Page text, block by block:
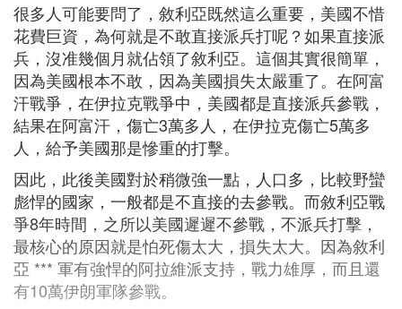
很多人可能要問了，敘利亞既然這么重要，美國不惜
花費巨資，為何就是不敢直接派兵打呢？如果直接派
兵，沒准幾個月就佔領了敘利亞。這個其實很簡單，
因為美國根本不敢，因為美國損失太嚴重了。在阿富
汗戰爭，在伊拉克戰爭中，美國都是直接派兵參戰，
結果在阿富汗，傷亡3萬多人，在伊拉克傷亡5萬多
人，給予美國那是慘重的打擊。
因此，此後美國對於稍微強一點，人口多，比較野蠻
彪悍的國家，一般都是不直接的去參戰。而敘利亞戰
爭8年時間，之所以美國遲遲不參戰，不派兵打擊，
最核心的原因就是怕死傷太大，損失太大。因為敘利
亞 *** 軍有強悍的阿拉維派支持，戰力雄厚，而且還
有10萬伊朗軍隊參戰。